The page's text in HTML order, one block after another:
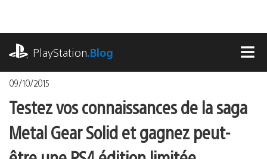
contenu
PlayStation.Blog
09/10/2015
Testez vos connaissances de la saga
Metal Gear Solid et gagnez peut-